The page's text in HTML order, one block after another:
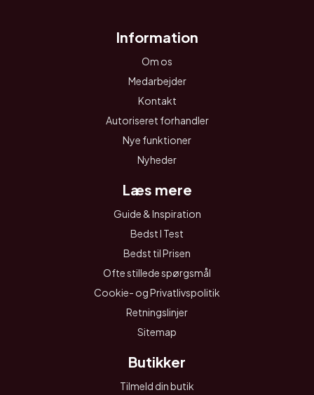
Information
Om os
Medarbejder
Kontakt
Autoriseret forhandler
Nye funktioner
Nyheder
Læs mere
Guide & Inspiration
Bedst I Test
Bedst til Prisen
Ofte stillede spørgsmål
Cookie- og Privatlivspolitik
Retningslinjer
Sitemap
Butikker
Tilmeld din butik